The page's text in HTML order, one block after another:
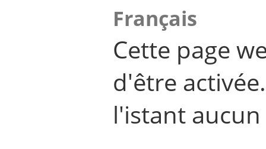
Français
Cette page
d'être
l'istant